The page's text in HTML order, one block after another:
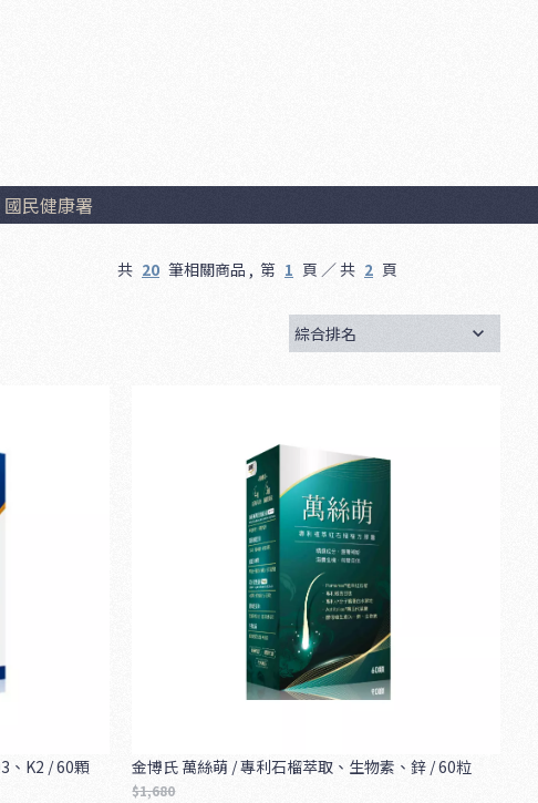
國民健康署
共 20 筆相關商品 , 第 1 頁 ／ 共 2 頁
、K2 / 60顆 金博氏 萬絲萌 / 專利石榴萃取、生物素、鋅 / 60粒
$1,680